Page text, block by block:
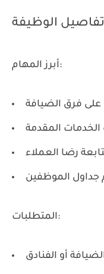
تفاصيل الوظيفة
أبرز المهام:
المتطلبات: